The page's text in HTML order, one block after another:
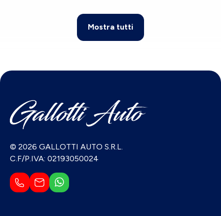
Mostra tutti
© 2026 GALLOTTI AUTO S.R.L.
C.F/P.IVA: 02193050024